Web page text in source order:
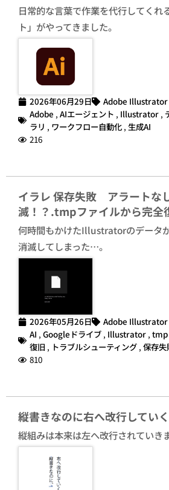
日常的な言葉で作業を代行してくれ
ト」がやってきました。
2026年06月29日
Adobe Illustrator
Adobe , AIエージェント , Illustrator ,
ラリ , ワークフロー自動化 , 生成AI
216
イラレ 保存失敗 アラートな
滅！？.tmpファイルから完全
何時間もかけたIllustratorのデータ
消滅してしまった…。
2026年05月26日
Adobe Illustrator
AI , Googleドライブ , Illustrator , tmp
復旧 , トラブルシューティング , 保存失
810
縦書きなのに右へ改行していく
縦組みは本来は左へ改行されていき